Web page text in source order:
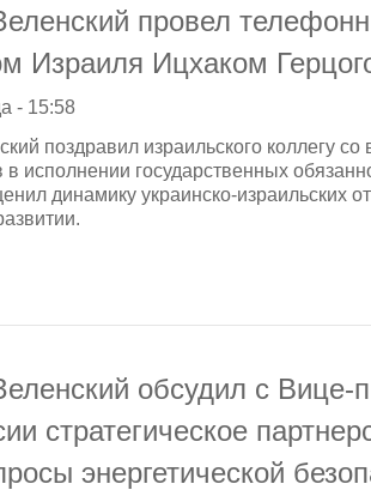
провел
Израиля Ицхаком
- 15:58
поздравил израильского коллегу
в исполнении государственных
динамику украинско-израильских
обсудил с Вице-
стратегическое
энергетической